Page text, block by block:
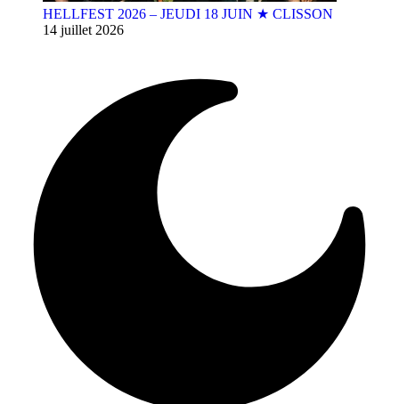
HELLFEST 2026 – JEUDI 18 JUIN ★ CLISSON
14 juillet 2026